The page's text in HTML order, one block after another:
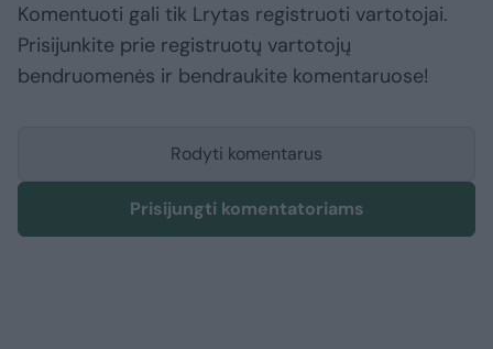
Komentuoti gali tik Lrytas registruoti vartotojai.
Prisijunkite prie registruotų vartotojų
bendruomenės ir bendraukite komentaruose!
Rodyti komentarus
Prisijungti komentatoriams